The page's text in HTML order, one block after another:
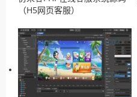
（H5网页客服）